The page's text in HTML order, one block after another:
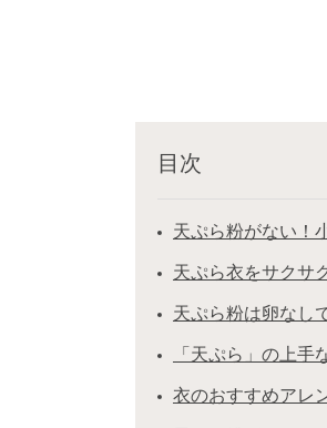
目次
天ぷら粉がない！
天ぷら衣をサクサ
天ぷら粉は卵なし
「天ぷら」の上手
衣のおすすめアレ